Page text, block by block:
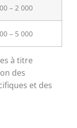
– 2 000
– 5 000
à titre
des
et des